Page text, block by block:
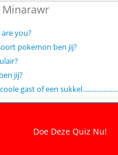
Minarawr
you?
pokemon ben jij?
jij?
gast of een sukkel....................